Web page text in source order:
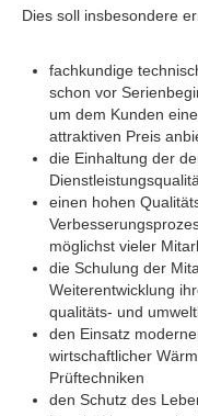
Dies soll insbesondere
fachkundige
schon vor
um dem Kunden
attraktiven Preis
die Einhaltung der
einen hohen
möglichst vieler
die Schulung der
Weiterentwicklung
qualitäts- und
den Einsatz
wirtschaftlicher
Prüftechniken
den Schutz des